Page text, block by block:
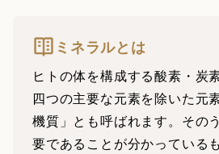
ミネラルとは
ヒトの体を構成する酸素・炭
四つの主要な元素を除いた元
機質」とも呼ばれます。その
要であることが分かっている